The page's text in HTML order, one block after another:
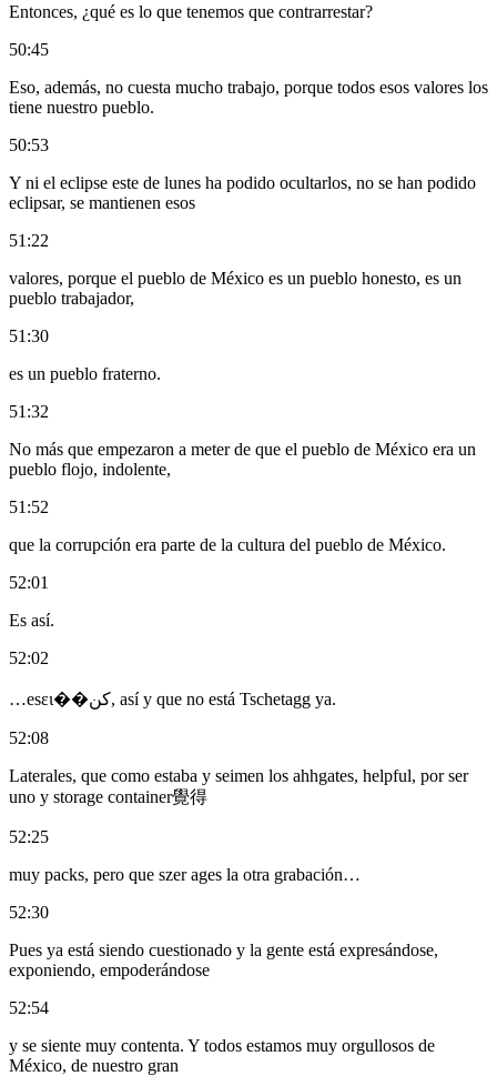
Entonces, ¿qué es lo que tenemos que contrarrestar?
50:45
Eso, además, no cuesta mucho trabajo, porque todos esos valores los
tiene nuestro pueblo.
50:53
Y ni el eclipse este de lunes ha podido ocultarlos, no se han podido
eclipsar, se mantienen esos
51:22
valores, porque el pueblo de México es un pueblo honesto, es un
pueblo trabajador,
51:30
es un pueblo fraterno.
51:32
No más que empezaron a meter de que el pueblo de México era un
pueblo flojo, indolente,
51:52
que la corrupción era parte de la cultura del pueblo de México.
52:01
Es así.
52:02
…esει��كن, así y que no está Tschetagg ya.
52:08
Laterales, que como estaba y seimen los ahhgates, helpful, por ser
uno y storage container覺得
52:25
muy packs, pero que szer ages la otra grabación…
52:30
Pues ya está siendo cuestionado y la gente está expresándose,
exponiendo, empoderándose
52:54
y se siente muy contenta. Y todos estamos muy orgullosos de
México, de nuestro gran